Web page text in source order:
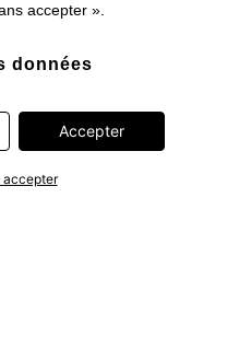
accepter ».
données
de suivi) ou les données
pseudonyme pour
le compte de tiers. Dans ce
Accepter
accepter